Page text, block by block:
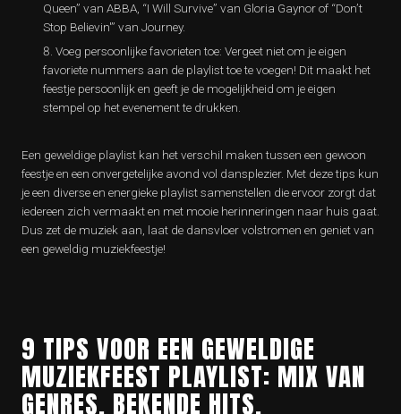
Queen” van ABBA, “I Will Survive” van Gloria Gaynor of “Don’t
Stop Believin'” van Journey.
Voeg persoonlijke favorieten toe: Vergeet niet om je eigen
favoriete nummers aan de playlist toe te voegen! Dit maakt het
feestje persoonlijk en geeft je de mogelijkheid om je eigen
stempel op het evenement te drukken.
Een geweldige playlist kan het verschil maken tussen een gewoon
feestje en een onvergetelijke avond vol dansplezier. Met deze tips kun
je een diverse en energieke playlist samenstellen die ervoor zorgt dat
iedereen zich vermaakt en met mooie herinneringen naar huis gaat.
Dus zet de muziek aan, laat de dansvloer volstromen en geniet van
een geweldig muziekfeestje!
9 TIPS VOOR EEN GEWELDIGE
MUZIEKFEEST PLAYLIST: MIX VAN
GENRES, BEKENDE HITS,